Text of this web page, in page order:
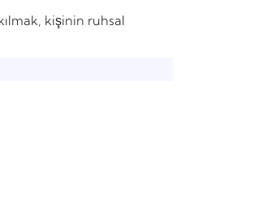
kişinin ruhsal